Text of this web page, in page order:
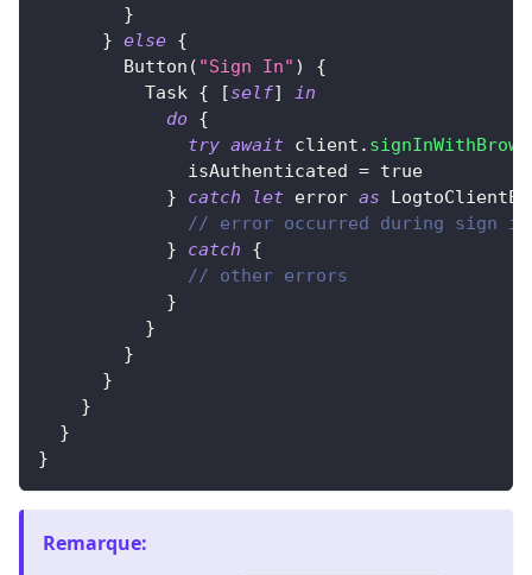
}
} else {
Button ( "Sign In" )
{
Task
{ [self]
in
do
{
try await client .
              isAuthenticated
= true
}
catch let error as
// error occurred during sign in
}
catch
{
// other errors
}
}
}
}
}
}
}
Remarque: